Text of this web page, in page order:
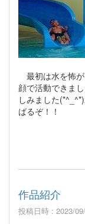
最初は水を怖
顔で活動できま
しみました
ばるぞ！！
作品紹介
投稿日時 : 2023/